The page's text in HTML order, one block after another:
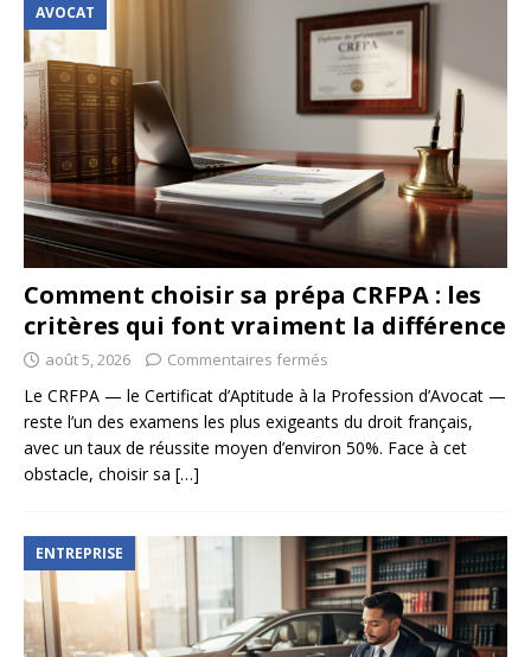
AVOCAT
Comment choisir sa prépa CRFPA : les
critères qui font vraiment la différence
août 5, 2026 Commentaires fermés
Le CRFPA — le Certificat d’Aptitude à la Profession d’Avocat —
reste l’un des examens les plus exigeants du droit français,
avec un taux de réussite moyen d’environ 50%. Face à cet
obstacle, choisir sa […]
ENTREPRISE